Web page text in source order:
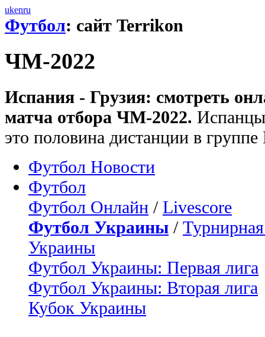
ukenru
Футбол: сайт Terrikon
ЧМ-2022
Испания - Грузия: смотреть
матча отбора ЧМ-2022.
это половина дистанции в
Футбол Новости
Футбол
Футбол Онлайн / Livescore
Футбол Украины /
Украины
Футбол Украины: Первая лига
Футбол Украины: Вторая лига
Кубок Украины